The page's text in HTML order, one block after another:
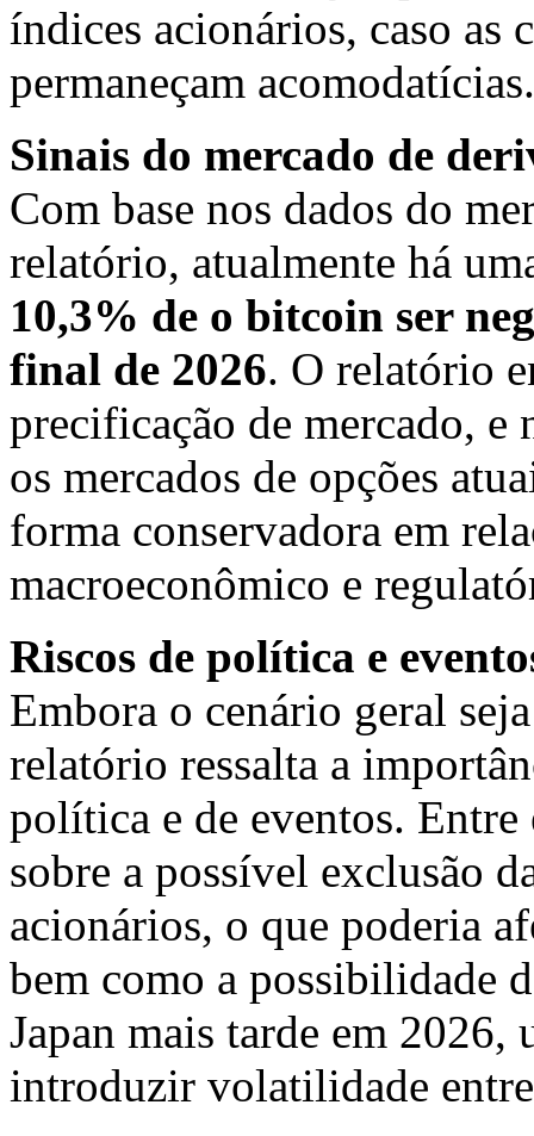
índices acionários, caso as
permaneçam acomodatícias.
Sinais do mercado de
Com base nos dados do
relatório, atualmente há
10,3% de o bitcoin ser
final de 2026. O relatório
precificação de mercado, e
os mercados de opções
forma conservadora em
macroeconômico e
Riscos de política e
Embora o cenário geral
relatório ressalta a
política e de eventos. Entre
sobre a possível exclusão
acionários, o que poderia
bem como a possibilidade
Japan mais tarde em 2026,
introduzir volatilidade